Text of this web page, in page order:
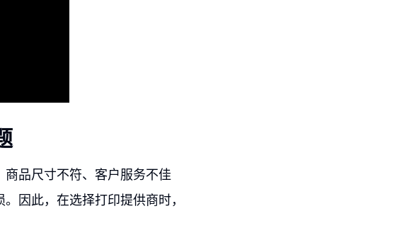
品尺寸不符、客户服务不佳
因此，在选择打印提供商时，